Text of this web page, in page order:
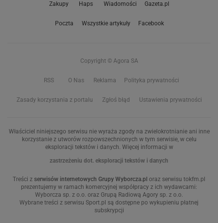
Zakupy Haps Wiadomości Gazeta.pl
Poczta Wszystkie artykuły Facebook
Copyright © Agora SA
RSS O Nas Reklama Polityka prywatności
Zasady korzystania z portalu Zgłoś błąd Ustawienia prywatności
Właściciel niniejszego serwisu nie wyraża zgody na zwielokrotnianie ani inne
korzystanie z utworów rozpowszechnionych w tym serwisie, w celu
eksploracji tekstów i danych. Więcej informacji w
zastrzeżeniu dot. eksploracji tekstów i danych
Treści z serwisów internetowych Grupy Wyborcza.pl oraz serwisu tokfm.pl
prezentujemy w ramach komercyjnej współpracy z ich wydawcami:
Wyborcza sp. z o.o. oraz Grupą Radiową Agory sp. z o.o.
Wybrane treści z serwisu Sport.pl są dostępne po wykupieniu płatnej
subskrypcji